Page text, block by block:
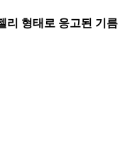
리 형태로 응고된 기름